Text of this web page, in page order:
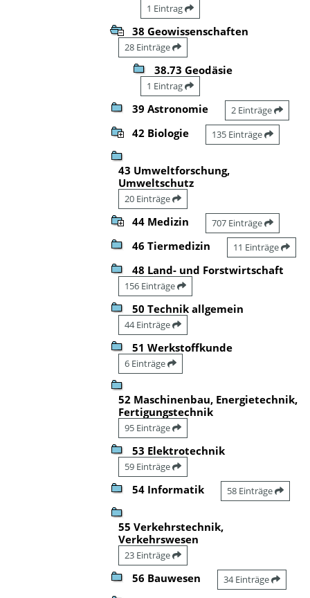
1 Eintrag
38 Geowissenschaften
28 Einträge
38.73 Geodäsie
1 Eintrag
39 Astronomie 2 Einträge
42 Biologie 135 Einträge
43 Umweltforschung,
Umweltschutz
20 Einträge
44 Medizin 707 Einträge
46 Tiermedizin 11 Einträge
48 Land- und Forstwirtschaft
156 Einträge
50 Technik allgemein
44 Einträge
51 Werkstoffkunde
6 Einträge
52 Maschinenbau, Energietechnik,
Fertigungstechnik
95 Einträge
53 Elektrotechnik
59 Einträge
54 Informatik 58 Einträge
55 Verkehrstechnik,
Verkehrswesen
23 Einträge
56 Bauwesen 34 Einträge